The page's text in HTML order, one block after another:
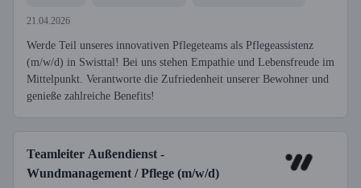
21.04.2026
Werde Teil unseres innovativen Pflegeteams als Pflegeassistenz
(m/w/d) in Swisttal! Bei uns stehen Empathie und Lebensfreude im
Mittelpunkt. Verantworte die Zufriedenheit unserer Bewohner und
genieße zahlreiche Benefits!
Teamleiter Außendienst -
Wundmanagement / Pflege (m/w/d)